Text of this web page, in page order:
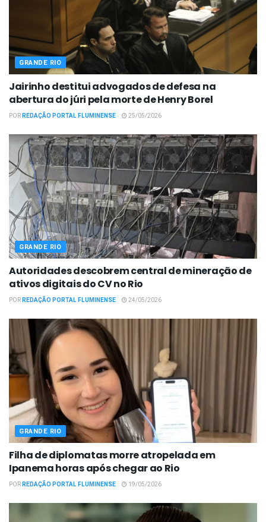
GRANDE RIO
Jairinho destitui advogados de defesa na
abertura do júri pela morte de Henry Borel
PORREDAÇÃO PORTAL FLUMINENSE 25/05/2026
GRANDE RIO
Autoridades descobrem central de mineração de
ativos digitais do CV no Rio
PORREDAÇÃO PORTAL FLUMINENSE 24/05/2026
GRANDE RIO
Filha de diplomatas morre atropelada em
Ipanema horas após chegar ao Rio
PORREDAÇÃO PORTAL FLUMINENSE 19/05/2026